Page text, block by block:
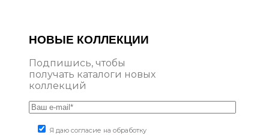
НОВЫЕ КОЛЛЕКЦИИ
Подпишись, чтобы
получать каталоги новых
коллекций
Я даю согласие на обработку